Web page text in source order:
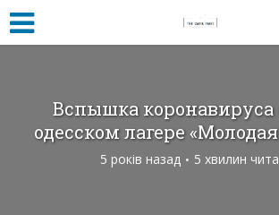
Вспышка коронавируса
одесском лагере
5 років назад 5 хвилин